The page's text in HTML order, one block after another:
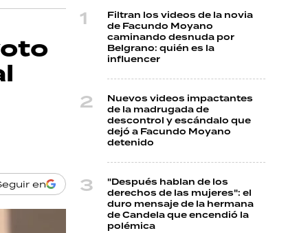
en
Filtran los videos de la novia
de Facundo Moyano
caminando desnuda por
Belgrano: quién es la
influencer
Nuevos videos impactantes
de la madrugada de
descontrol y escándalo que
dejó a Facundo Moyano
detenido
"Después hablan de los
derechos de las mujeres": el
duro mensaje de la hermana
de Candela que encendió la
polémica